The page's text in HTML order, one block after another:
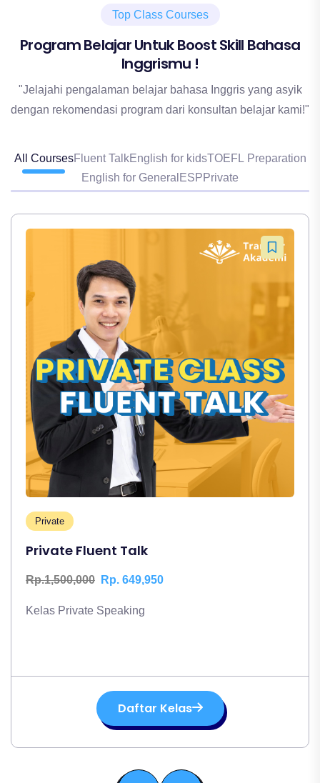
Top Class Courses
Program Belajar Untuk Boost Skill Bahasa
Inggrismu !
"Jelajahi pengalaman belajar bahasa Inggris yang asyik
dengan rekomendasi program dari konsultan belajar kami!"
All CoursesFluent TalkEnglish for kidsTOEFL Preparation
English for General ESP Private
Private
Private Fluent Talk
Rp.1,500,000 Rp. 649,950
Kelas Private Speaking
Daftar Kelas